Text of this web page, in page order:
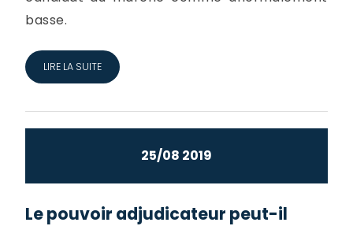
basse.
LIRE LA SUITE
25/08 2019
Le pouvoir adjudicateur peut-il